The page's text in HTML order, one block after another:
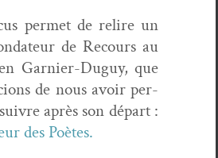
per­met de relire un
de Recours au
Gar­nier-Duguy, que
de nous avoir per­
après son départ :
des Poètes.